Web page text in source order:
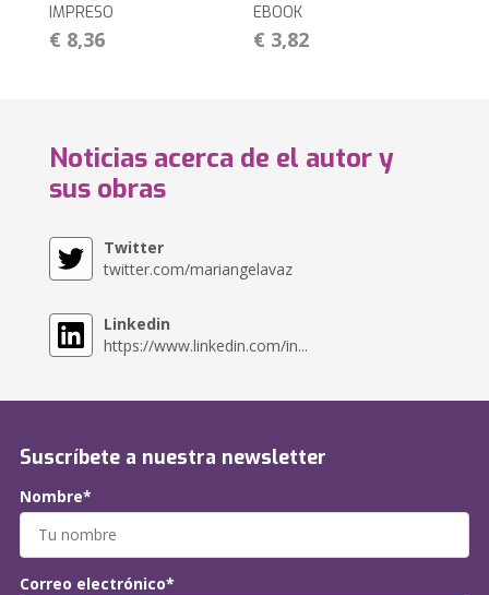
IMPRESO
€ 8,36
EBOOK
€ 3,82
Noticias acerca de el autor y
sus obras
Twitter
twitter.com/mariangelavaz
Linkedin
https://www.linkedin.com/in...
Suscríbete a nuestra newsletter
Nombre*
Correo electrónico*